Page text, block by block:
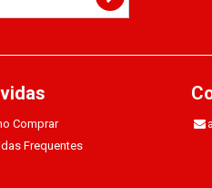
Comprar
Frequentes